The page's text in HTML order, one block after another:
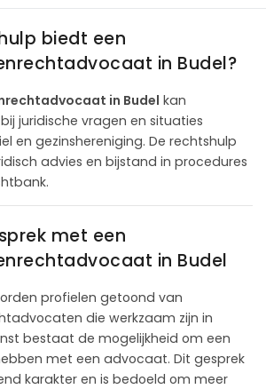
biedt een
in Budel?
in Budel kan
juridische vragen en situaties
en gezinshereniging. De rechtshulp
advies en bijstand in procedures
met een
in Budel
profielen getoond van
die werkzaam zijn in
bestaat de mogelijkheid om een
met een advocaat. Dit gesprek
karakter en is bedoeld om meer